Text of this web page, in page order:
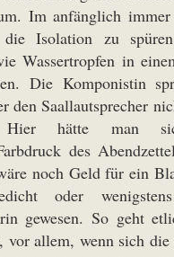
Im anfänglich
die Isolation zu
Wassertropfen in
Die Komponistin
den Saallautsprecher
Hier hätte man
des
noch Geld für ein
oder
gewesen. So geht
vor allem, wenn sich die